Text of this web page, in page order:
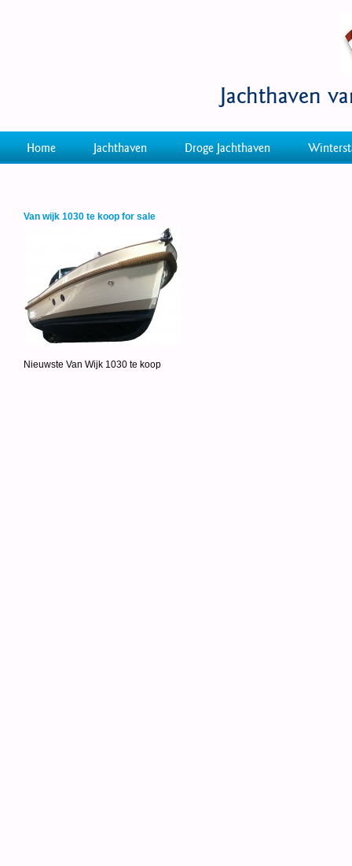
Jachthaven
Home Jachthaven Droge Jachthaven
Van wijk 1030 te koop for sale
Nieuwste Van Wijk 1030 te koop